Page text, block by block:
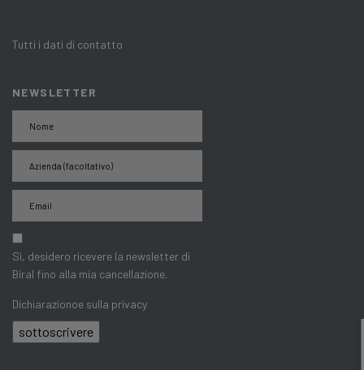
Tutti i dati di contatto
NEWSLETTER
Sì, desidero ricevere la newsletter di
Biral fino alla mia cancellazione.
Dichiarazionoe sulla privacy
sottoscrivere